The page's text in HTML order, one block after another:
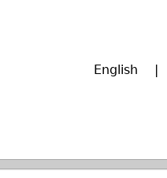
English